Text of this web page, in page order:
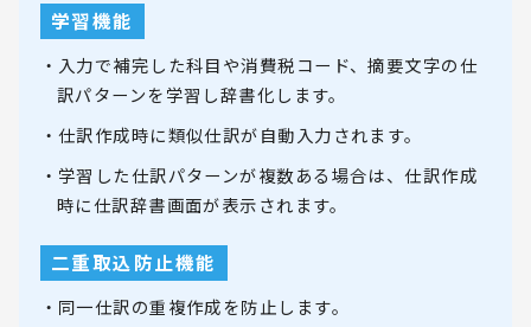
学習機能
・入力で補完した科目や消費税コード、摘要文字の仕
訳パターンを学習し辞書化します。
・仕訳作成時に類似仕訳が自動入力されます。
・学習した仕訳パターンが複数ある場合は、仕訳作成
時に仕訳辞書画面が表示されます。
二重取込防止機能
・同一仕訳の重複作成を防止します。